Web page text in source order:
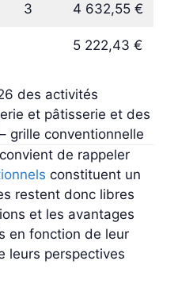
3 4 632,55 €
5 222,43 €
des activités
et pâtisserie et des
grille conventionnelle
de rappeler
constituent un
restent donc libres
et les avantages
en fonction de leur
leurs perspectives